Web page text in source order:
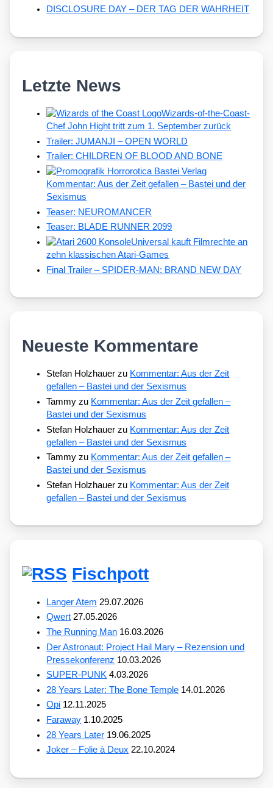
DISCLOSURE DAY – DER TAG DER WAHRHEIT
Letzte News
Wizards-of-the-Coast-
Chef John Hight tritt zum 1. September zurück
Trailer: JUMANJI – OPEN WORLD
Trailer: CHILDREN OF BLOOD AND BONE
Kommentar: Aus der Zeit gefallen – Bastei und der
Sexismus
Teaser: NEUROMANCER
Teaser: BLADE RUNNER 2099
Universal kauft Filmrechte an
zehn klassischen Atari-Games
Final Trailer – SPIDER-MAN: BRAND NEW DAY
Neueste Kommentare
Stefan Holzhauer zu Kommentar: Aus der Zeit
gefallen – Bastei und der Sexismus
Tammy zu Kommentar: Aus der Zeit gefallen –
Bastei und der Sexismus
Stefan Holzhauer zu Kommentar: Aus der Zeit
gefallen – Bastei und der Sexismus
Tammy zu Kommentar: Aus der Zeit gefallen –
Bastei und der Sexismus
Stefan Holzhauer zu Kommentar: Aus der Zeit
gefallen – Bastei und der Sexismus
Fischpott
Langer Atem 29.07.2026
Qwert 27.05.2026
The Running Man 16.03.2026
Der Astronaut: Project Hail Mary – Rezension und
Pressekonferenz 10.03.2026
SUPER-PUNK 4.03.2026
28 Years Later: The Bone Temple 14.01.2026
Opi 12.11.2025
Faraway 1.10.2025
28 Years Later 19.06.2025
Joker – Folie à Deux 22.10.2024